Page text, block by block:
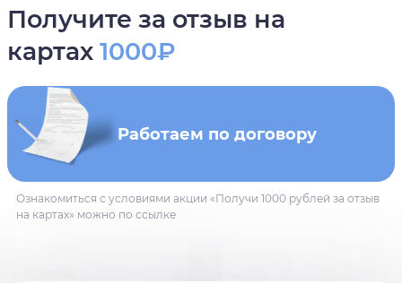
Получите за отзыв на
картах 1000₽
Работаем по договору
Ознакомиться с условиями акции «Получи 1000 рублей за отзыв
на картах» можно по ссылке